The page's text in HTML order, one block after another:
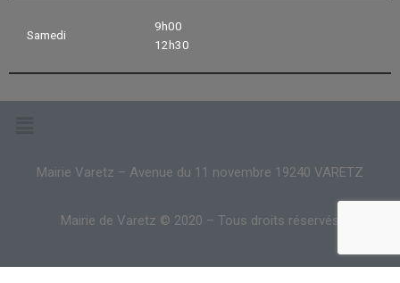
Samedi
9h00
12h30
Mairie Varetz – Avenue du 11 novembre 19240 VARETZ
Mairie de Varetz © 2020 – Tous droits réservés